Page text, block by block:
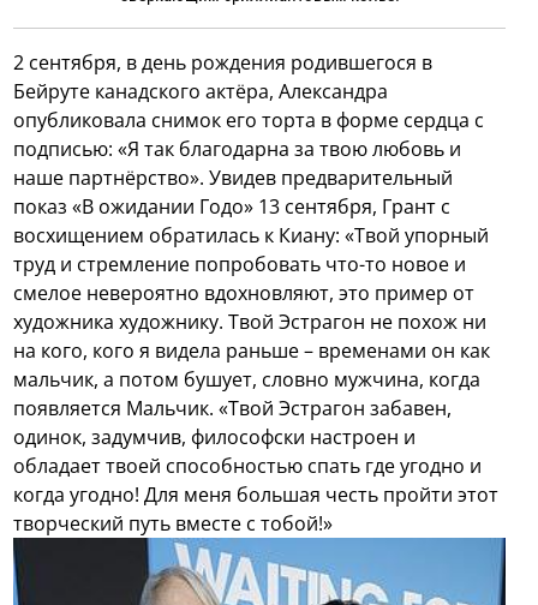
2 сентября, в день рождения родившегося в
Бейруте канадского актёра, Александра
опубликовала снимок его торта в форме сердца с
подписью: «Я так благодарна за твою любовь и
наше партнёрство». Увидев предварительный
показ «В ожидании Годо» 13 сентября, Грант с
восхищением обратилась к Киану: «Твой упорный
труд и стремление попробовать что-то новое и
смелое невероятно вдохновляют, это пример от
художника художнику. Твой Эстрагон не похож ни
на кого, кого я видела раньше – временами он как
мальчик, а потом бушует, словно мужчина, когда
появляется Мальчик. «Твой Эстрагон забавен,
одинок, задумчив, философски настроен и
обладает твоей способностью спать где угодно и
когда угодно! Для меня большая честь пройти этот
творческий путь вместе с тобой!»